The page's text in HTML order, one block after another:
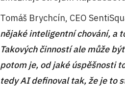
Tomáš Brychcín, CEO
nějaké inteligentní chování, a
Takových činností ale může
potom je, od jaké úspěšnosti
tedy AI definoval tak, že je to